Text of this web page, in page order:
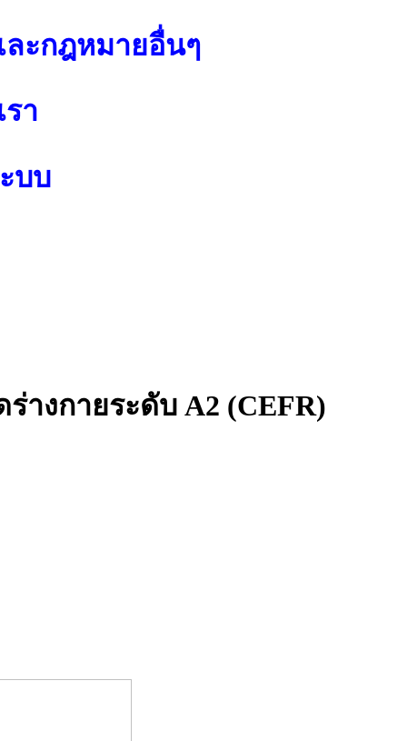
ะกฎหมายอื่นๆ
า
บบ
างกายระดับ A2 (CEFR)